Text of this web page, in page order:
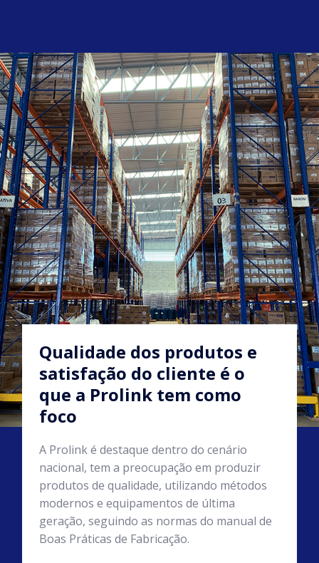
Qualidade dos produtos e
satisfação do cliente é o
que a Prolink tem como
foco
A Prolink é destaque dentro do cenário
nacional, tem a preocupação em produzir
produtos de qualidade, utilizando métodos
modernos e equipamentos de última
geração, seguindo as normas do manual de
Boas Práticas de Fabricação.